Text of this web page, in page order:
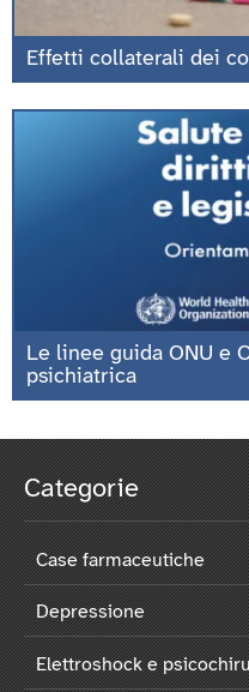
Effetti collaterali dei
Le linee guida ONU e
psichiatrica
Categorie
Case farmaceutiche
Depressione
Elettroshock e